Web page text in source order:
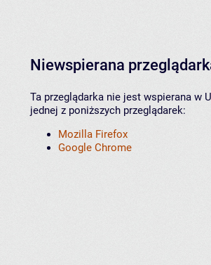
Niewspierana
Ta przeglądarka nie jest wspierana w
jednej z poniższych przeglądarek:
Mozilla Firefox
Google Chrome